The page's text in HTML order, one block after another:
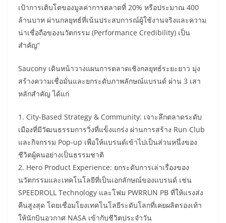
เป้าการเติบโตของมูลค่าการตลาดที่ 20% หรือประมาณ 400
ล้านบาท ผ่านกลยุทธ์ที่เน้นประสบการณ์ผู้ใช้งานจริงและความ
น่าเชื่อถือของนวัตกรรม (Performance Credibility) เป็น
สำคัญ”
Saucony เดินหน้าวางแผนการตลาดเชิงกลยุทธ์ระยะยาว มุ่ง
สร้างความเชื่อมั่นและยกระดับภาพลักษณ์แบรนด์ ผ่าน 3 เสา
หลักสำคัญ ได้แก่
1. City-Based Strategy & Community: เจาะลึกตลาดระดับ
เมืองที่มีวัฒนธรรมการวิ่งที่แข็งแกร่ง ผ่านการสร้าง Run Club
และกิจกรรม Pop-up เพื่อให้แบรนด์เข้าไปเป็นส่วนหนึ่งของ
ชีวิตผู้คนอย่างเป็นธรรมชาติ
2. Hero Product Experience: ยกระดับการเล่าเรื่องของ
นวัตกรรมและเทคโนโลยีที่เป็นเอกลักษณ์ของแบรนด์ เช่น
SPEEDROLL Technology และโฟม PWRRUN PB ที่ให้แรงส่ง
คืนสูงสุด โดยเชื่อมโยงเทคโนโลยีระดับโลกที่เคยผลิตรองเท้า
ให้นักบินอวกาศ NASA เข้ากับชีวิตประจำวัน